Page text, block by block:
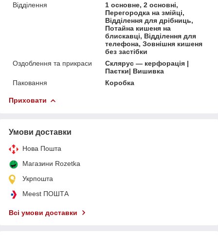
Відділення
1 основне, 2 основні,
Перегородка на змійці,
Відділення для дрібниць,
Потайна кишеня на
блискавці, Відділення для
телефона, Зовнішня кишеня
без застібки
Оздоблення та прикраси
Склярус — керфорація |
Паєтки| Вишивка
Паковання
Коробка
Приховати
Умови доставки
Нова Пошта
Магазини Rozetka
Укрпошта
Meest ПОШТА
Всі умови доставки